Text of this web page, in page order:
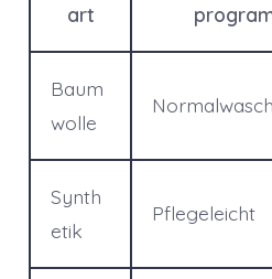
art
Baum
wolle
Synth
etik
Pflegeleicht